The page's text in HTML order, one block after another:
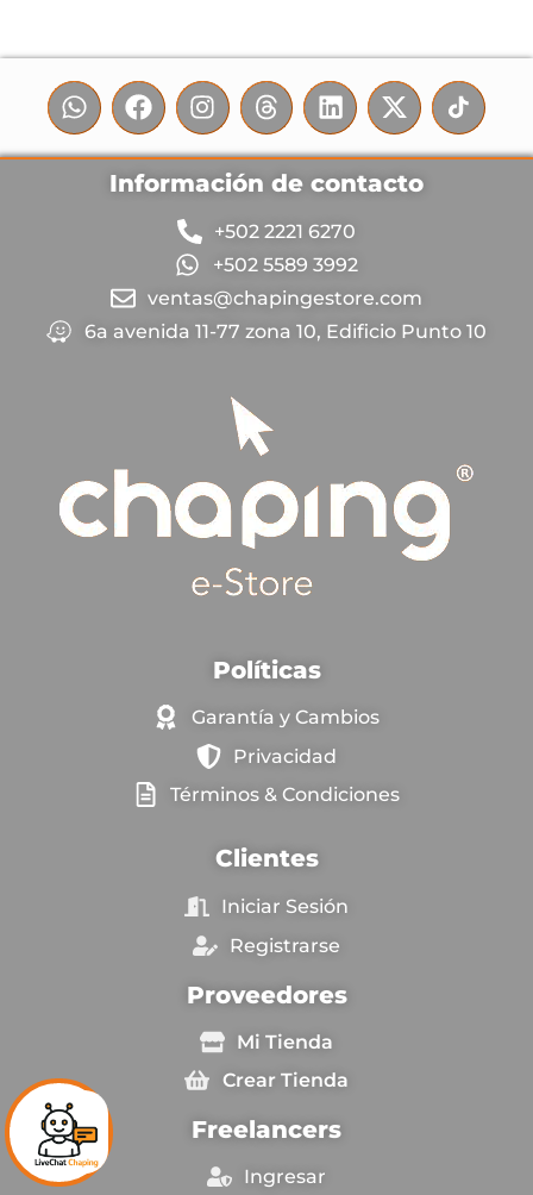
Información de contacto
+502 2221 6270
+502 5589 3992
ventas@chapingestore.com
6a avenida 11-77 zona 10, Edificio Punto 10
Políticas
Garantía y Cambios
Privacidad
Términos & Condiciones
Clientes
Iniciar Sesión
Registrarse
Proveedores
Mi Tienda
Crear Tienda
Freelancers
Ingresar